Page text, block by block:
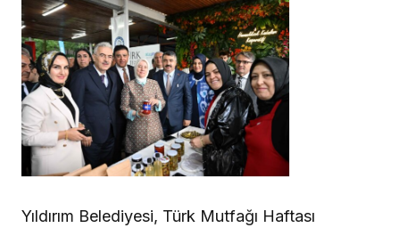
Yıldırım Belediyesi, Türk Mutfağı Haftası